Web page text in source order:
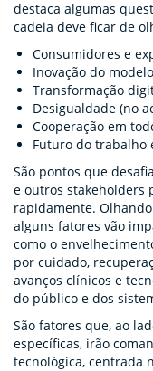
destaca algumas
cadeia deve ficar de
Consumidores e
Inovação do
Transformação
Desigualdade (no
Cooperação em
Futuro do trabalho
São pontos que
e outros stakeholders
rapidamente.
alguns fatores vão
como o
por cuidado,
avanços clínicos e
do público e dos
São fatores que, ao
específicas, irão
tecnológica, centrada